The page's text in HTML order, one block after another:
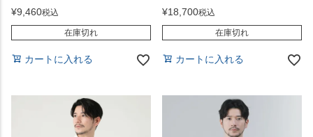
¥9,460税込
在庫切れ
カートに入れる
¥18,700税込
在庫切れ
カートに入れる